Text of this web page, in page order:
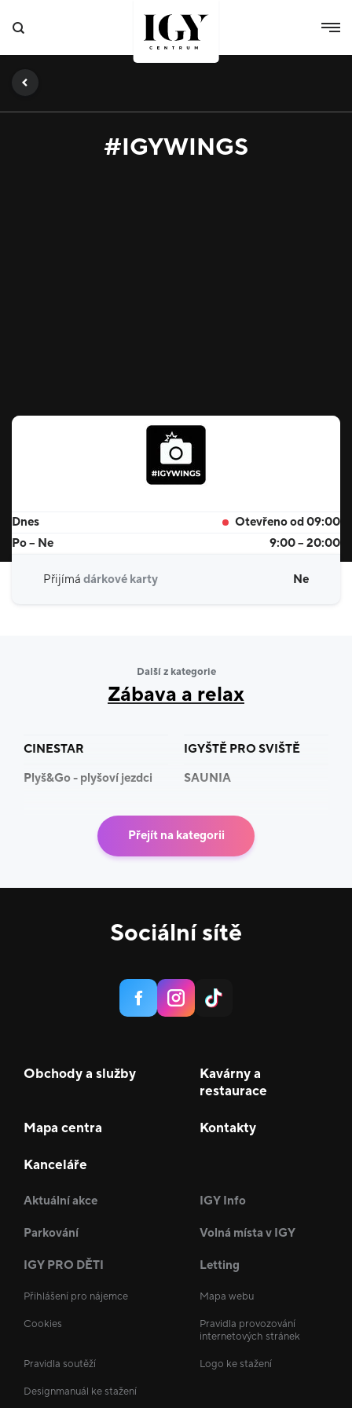
#IGYWINGS
Dnes
Otevřeno od 09:00
Po – Ne
9:00 – 20:00
Přijímá dárkové karty Ne
Další z kategorie
Zábava a relax
CINESTAR
IGYŠTĚ PRO SVIŠTĚ
Plyš&Go - plyšoví jezdci
SAUNIA
Přejít na kategorii
Sociální sítě
Obchody a služby
Kavárny a
restaurace
Mapa centra Kontakty
Kanceláře
Aktuální akce IGY Info
Parkování Volná místa v IGY
IGY PRO DĚTI Letting
Přihlášení pro nájemce Mapa webu
Cookies
Pravidla provozování
internetových stránek
Pravidla soutěží Logo ke stažení
Designmanuál ke stažení